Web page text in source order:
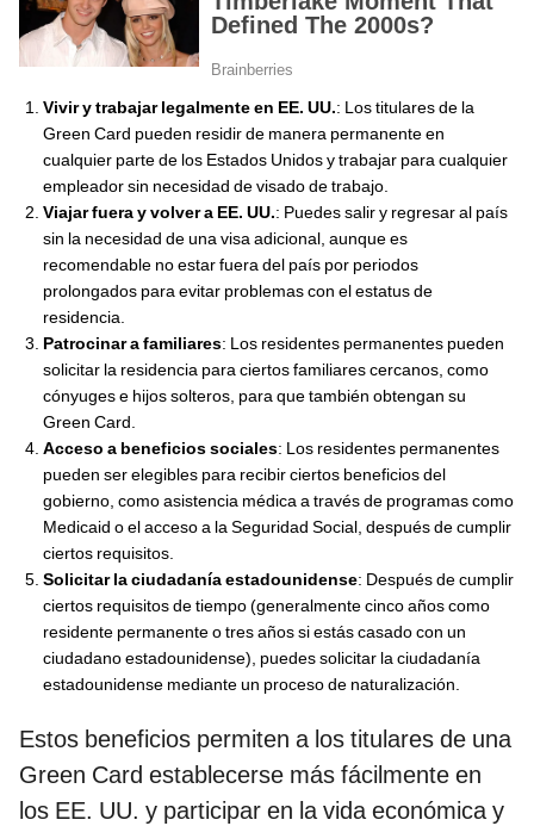
Vivir y trabajar legalmente en EE. UU.: Los titulares de la
Green Card pueden residir de manera permanente en
cualquier parte de los Estados Unidos y trabajar para cualquier
empleador sin necesidad de visado de trabajo.
Viajar fuera y volver a EE. UU.: Puedes salir y regresar al país
sin la necesidad de una visa adicional, aunque es
recomendable no estar fuera del país por periodos
prolongados para evitar problemas con el estatus de
residencia.
Patrocinar a familiares: Los residentes permanentes pueden
solicitar la residencia para ciertos familiares cercanos, como
cónyuges e hijos solteros, para que también obtengan su
Green Card.
Acceso a beneficios sociales: Los residentes permanentes
pueden ser elegibles para recibir ciertos beneficios del
gobierno, como asistencia médica a través de programas como
Medicaid o el acceso a la Seguridad Social, después de cumplir
ciertos requisitos.
Solicitar la ciudadanía estadounidense: Después de cumplir
ciertos requisitos de tiempo (generalmente cinco años como
residente permanente o tres años si estás casado con un
ciudadano estadounidense), puedes solicitar la ciudadanía
estadounidense mediante un proceso de naturalización.
Estos beneficios permiten a los titulares de una
Green Card establecerse más fácilmente en
los EE. UU. y participar en la vida económica y